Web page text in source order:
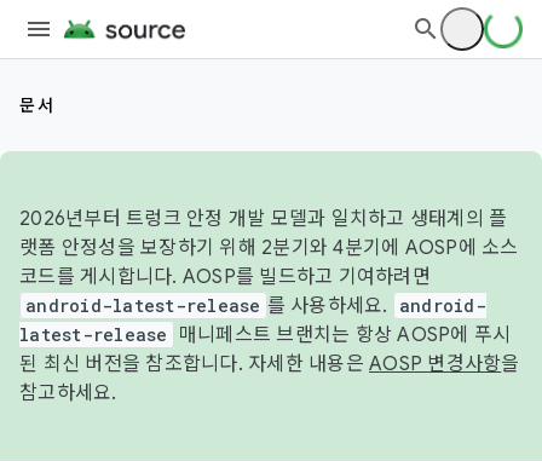
문서
2026년부터 트렁크 안정 개발 모델과 일치하고 생태계의 플
랫폼 안정성을 보장하기 위해 2분기와 4분기에 AOSP에 소스
코드를 게시합니다. AOSP를 빌드하고 기여하려면
android-latest-release 를 사용하세요.
android-
latest-release
매니페스트 브랜치는 항상 AOSP에 푸시
된 최신 버전을 참조합니다. 자세한 내용은 AOSP 변경사항을
참고하세요.